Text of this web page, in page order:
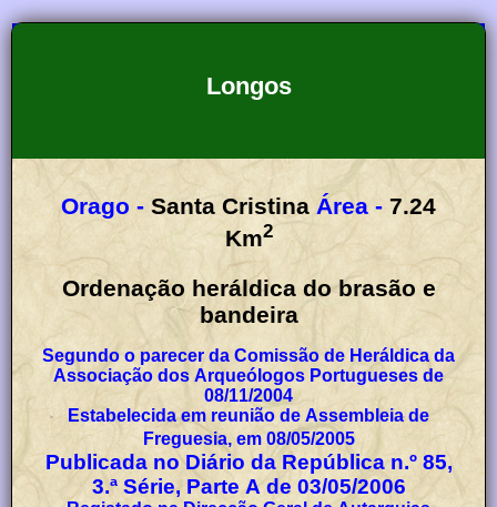
Longos
Orago - Santa Cristina Área - 7.24
Km2
Ordenação heráldica do brasão e
bandeira
Segundo o parecer da Comissão de Heráldica da
Associação dos Arqueólogos Portugueses de
08/11/2004
Estabelecida em reunião de Assembleia de
Freguesia, em 08/05/2005
Publicada no Diário da República n.º 85,
3.ª Série, Parte A de 03/05/2006